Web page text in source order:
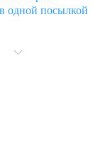
одной посылкой
делать?